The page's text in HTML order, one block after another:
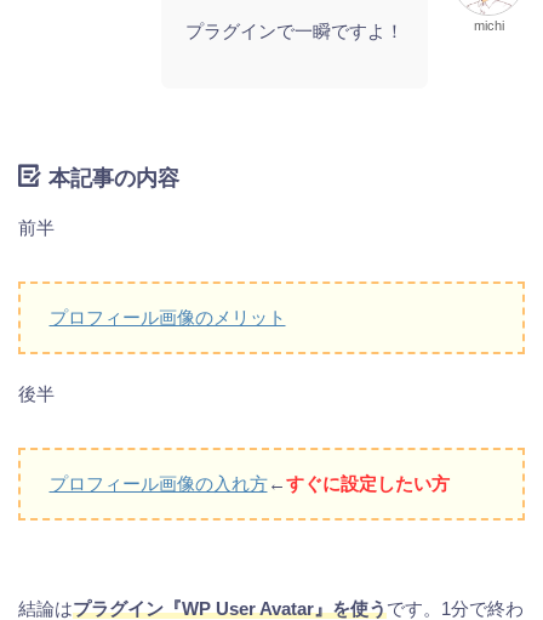
プラグインで一瞬ですよ！ michi
本記事の内容
前半
プロフィール画像のメリット
後半
プロフィール画像の入れ方←すぐに設定したい方
結論はプラグイン『WP User Avatar』を使うです。1分で終わ